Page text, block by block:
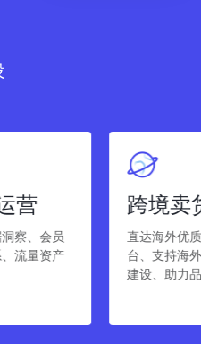
跨境卖货
直达海外优质电商平
台、支持海外独立站
建设、助力品牌出海